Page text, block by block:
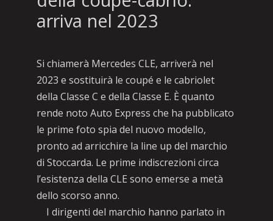
arriva nel 2023
Si chiamerà Mercedes CLE, arriverà nel
2023 e sostituirà le coupé e le cabriolet
della Classe C e della Classe E. È quanto
rende noto Auto Express che ha pubblicato
le prime foto spia del nuovo modello,
pronto ad arricchire la line up del marchio
di Stoccarda. Le prime indiscrezioni circa
l’esistenza della CLE sono emerse a metà
dello scorso anno.
I dirigenti del marchio hanno parlato in